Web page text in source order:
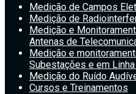
Medição de Campos
Medição de
Medição e
Antenas de
Medição e
Subestações e em
Medição do Ruído
Cursos e Treinamentos